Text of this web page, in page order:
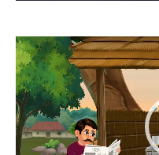
Video
Player